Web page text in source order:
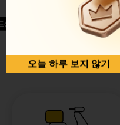
글윙
반반
오늘 하루 보지 않기